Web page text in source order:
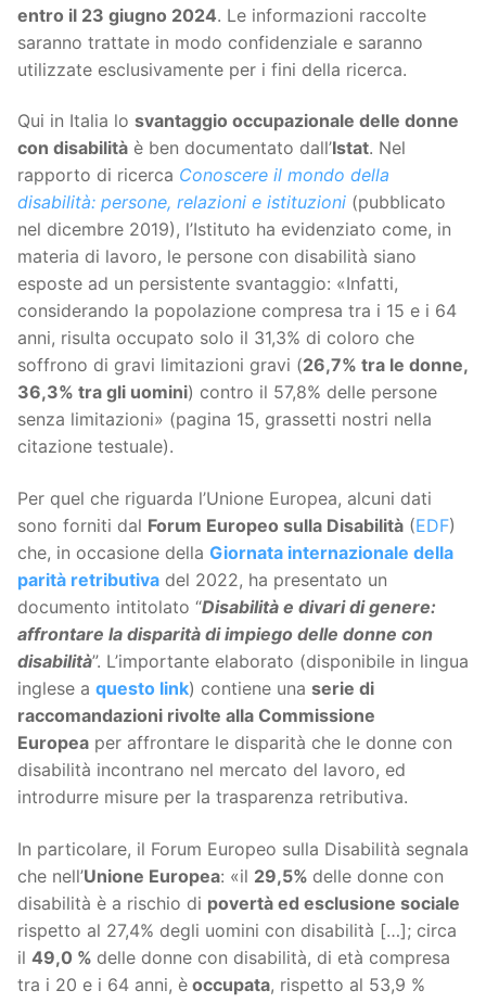
entro il 23 giugno 2024. Le informazioni raccolte
saranno trattate in modo confidenziale e saranno
utilizzate esclusivamente per i fini della ricerca.
Qui in Italia lo svantaggio occupazionale delle donne
con disabilità è ben documentato dall’Istat. Nel
rapporto di ricerca Conoscere il mondo della
disabilità: persone, relazioni e istituzioni (pubblicato
nel dicembre 2019), l’Istituto ha evidenziato come, in
materia di lavoro, le persone con disabilità siano
esposte ad un persistente svantaggio: «Infatti,
considerando la popolazione compresa tra i 15 e i 64
anni, risulta occupato solo il 31,3% di coloro che
soffrono di gravi limitazioni gravi (26,7% tra le donne,
36,3% tra gli uomini) contro il 57,8% delle persone
senza limitazioni» (pagina 15, grassetti nostri nella
citazione testuale).
Per quel che riguarda l’Unione Europea, alcuni dati
sono forniti dal Forum Europeo sulla Disabilità (EDF)
che, in occasione della Giornata internazionale della
parità retributiva del 2022, ha presentato un
documento intitolato “Disabilità e divari di genere:
affrontare la disparità di impiego delle donne con
disabilità”. L’importante elaborato (disponibile in lingua
inglese a questo link) contiene una serie di
raccomandazioni rivolte alla Commissione
Europea per affrontare le disparità che le donne con
disabilità incontrano nel mercato del lavoro, ed
introdurre misure per la trasparenza retributiva.
In particolare, il Forum Europeo sulla Disabilità segnala
che nell’Unione Europea: «il 29,5% delle donne con
disabilità è a rischio di povertà ed esclusione sociale
rispetto al 27,4% degli uomini con disabilità […]; circa
il 49,0 % delle donne con disabilità, di età compresa
tra i 20 e i 64 anni, è occupata, rispetto al 53,9 %